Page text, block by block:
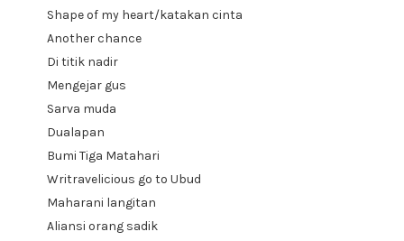
Shape of my heart/katakan cinta
Another chance
Di titik nadir
Mengejar gus
Sarva muda
Dualapan
Bumi Tiga Matahari
Writravelicious go to Ubud
Maharani langitan
Aliansi orang sadik